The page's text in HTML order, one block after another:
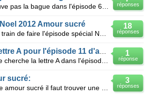
réponses
18
réponses
2012 Amour sucré
1
réponse
3
réponses
sucré: